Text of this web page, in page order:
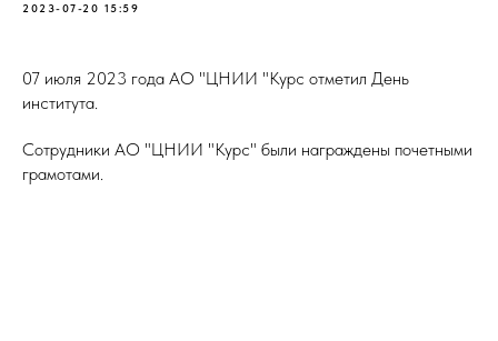
2023-07-20 15:59
07 июля 2023 года АО "ЦНИИ "Курс отметил День
института.
Сотрудники АО "ЦНИИ "Курс" были награждены почетными
грамотами.